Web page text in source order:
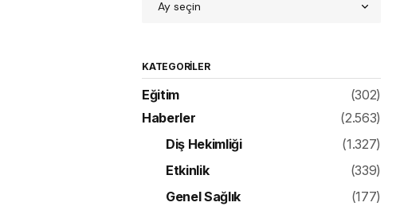
KATEGORILER
Eğitim
(302)
Haberler
(2.563)
Diş Hekimliği
(1.327)
Etkinlik
(339)
Genel Sağlık
(177)